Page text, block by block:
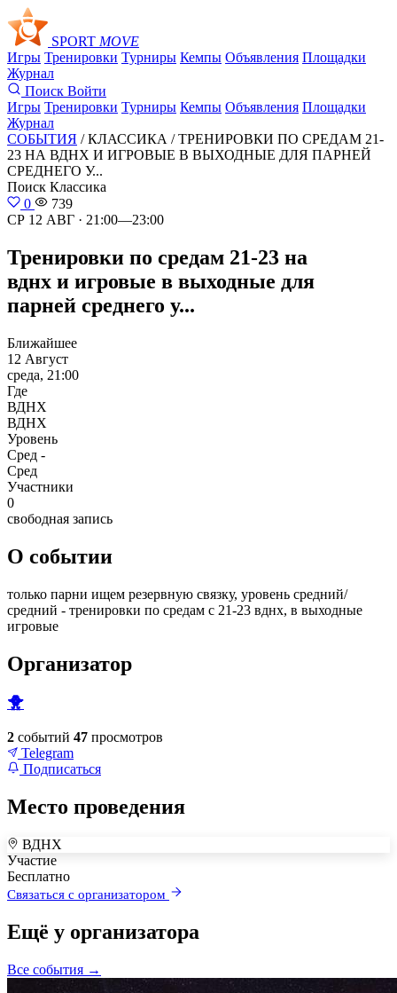
SPORT MOVE
Игры Тренировки Турниры Кемпы Объявления Площадки
Журнал
Поиск Войти
Игры Тренировки Турниры Кемпы Объявления Площадки
Журнал
СОБЫТИЯ / КЛАССИКА /ТРЕНИРОВКИ ПО СРЕДАМ 21-
23 НА ВДНХ И ИГРОВЫЕ В ВЫХОДНЫЕ ДЛЯ ПАРНЕЙ
СРЕДНЕГО У...
Поиск Классика
0
739
СР 12 АВГ · 21:00—23:00
Тренировки по средам 21-23 на
вднх и игровые в выходные для
парней среднего у...
Ближайшее
12 Август
среда, 21:00
Где
ВДНХ
ВДНХ
Уровень
Сред -
Сред
Участники
0
свободная запись
О событии
только парни ищем резервную связку, уровень средний/
средний - тренировки по средам с 21-23 вднх, в выходные
игровые
Организатор
🐥
2 событий 47 просмотров
Telegram
Подписаться
Место проведения
+
–
ВДНХ
Участие
Бесплатно
Связаться с организатором
Ещё у организатора
Все события →